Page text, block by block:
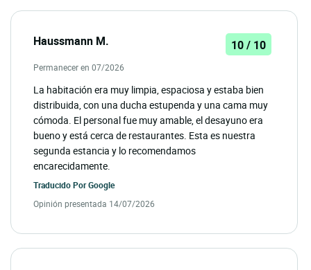
Haussmann M. 10 / 10
Permanecer en 07/2026
La habitación era muy limpia, espaciosa y estaba bien
distribuida, con una ducha estupenda y una cama muy
cómoda. El personal fue muy amable, el desayuno era
bueno y está cerca de restaurantes. Esta es nuestra
segunda estancia y lo recomendamos
encarecidamente.
Traducido PorGoogle
Opinión presentada 14/07/2026